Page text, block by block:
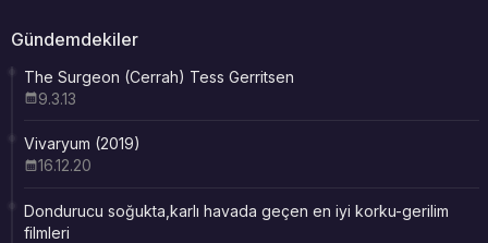
Gündemdekiler
The Surgeon (Cerrah) Tess Gerritsen
9.3.13
Vivaryum (2019)
16.12.20
Dondurucu soğukta,karlı havada geçen en iyi korku-gerilim
filmleri